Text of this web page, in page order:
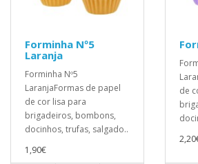
Forminha Nº5
Laranja
Forminha Nº5
LaranjaFormas de papel
de cor lisa para
brigadeiros, bombons,
docinhos, trufas, salgado..
1,90€
de